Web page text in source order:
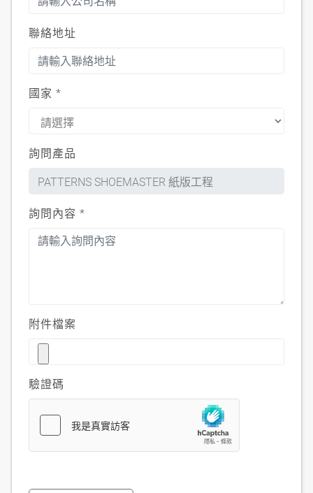
聯絡地址
國家 *
詢問產品
詢問內容 *
附件檔案
驗證碼